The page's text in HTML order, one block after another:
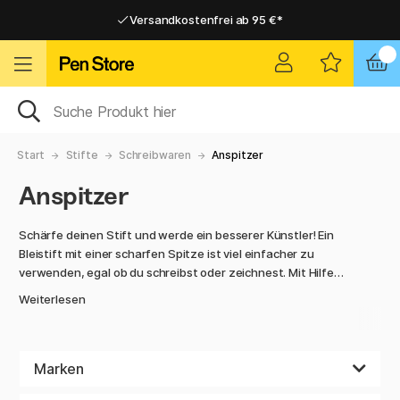
Versandkostenfrei ab 95 €*
Versandkostenfrei ab 95 €*
Start Stifte Schreibwaren Anspitzer
Anspitzer
Schärfe deinen Stift und werde ein besserer Künstler! Ein
Bleistift mit einer scharfen Spitze ist viel einfacher zu
verwenden, egal ob du schreibst oder zeichnest. Mit Hilfe
Metall, elektrische und manuelle, kleine und große. Die
Weiterlesen
Marken